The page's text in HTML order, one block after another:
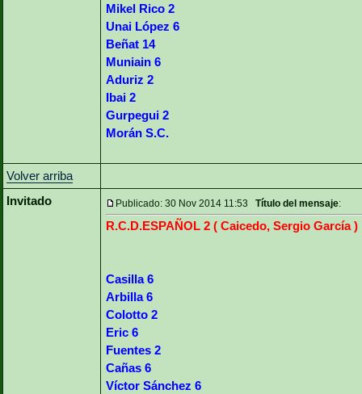
Mikel Rico 2
Unai López 6
Beñat 14
Muniain 6
Aduriz 2
Ibai 2
Gurpegui 2
Morán S.C.
Volver arriba
Invitado
Publicado: 30 Nov 2014 11:53 Título del mensaje:
R.C.D.ESPAÑOL 2 ( Caicedo, Sergio García
Casilla 6
Arbilla 6
Colotto 2
Eric 6
Fuentes 2
Cañas 6
Víctor Sánchez 6